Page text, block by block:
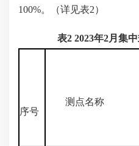
100%。（详见表2）
表2 2023年2月集
序号
测点名称